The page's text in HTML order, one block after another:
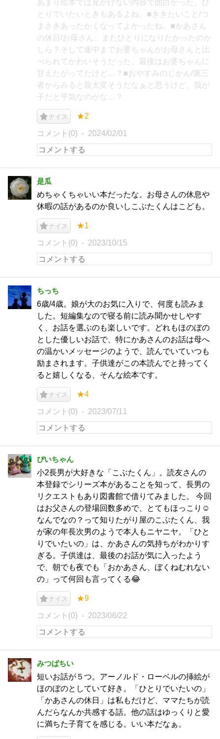
あまり絵本では見かけない内容で面白かった。ひ
とりでいたいときもあるよね。■ききたいこと/つ
まさきあったかくなってよかったね。■かあさん
の休日/お母さん、またひとりになりたかったのか
しら？そして途中までお婆ちゃんがお母さんと比
べられてかわいそうだった。最後はお婆ちゃんに
甘えたがってたけど…？■おやすみのじかん/第三
者からみると親大変そうだなぁと思うけど、我が
子だと平気なのかな…？
ナイス ★2
コメント(0) 2024/02/01
是瓜
めちゃくちゃいい本だったな。お母さんの休息や
休暇の話があるのか良いしこぶたくんはこども。
ナイス ★1
コメント(0) 2023/10/15
ちっち
6歳/4歳。娘が大のお気に入りで、何度も読みま
した。短編集なので寝る前に読み聞かせしやす
く、お話を選ぶのも楽しいです。どれもほのぼの
とした優しいお話で、特にかあさんのお話は母へ
の温かいメッセージのようで、読んでいていつも
励まされます。子供達がこの本読んでと持ってく
ると嬉しくなる、そんな絵本です。
ナイス ★4
コメント(0) 2023/07/11
ぴいちゃん
小2長男が大好きな「こぶたくん」。読友さんの
本登録でシリーズ本があることを知って、長男の
リクエストもあり図書館で借りてみました。 今回
はお父さんの登場回数多めで、とてもほっこり☺️
なんでなの？って知りたがり屋のこぶたくん、我
が家の年長次男のようで本人もニヤニヤ。「ひと
りでいたいの」は、かあさんの気持ちがわかりす
ぎる。子供達は、最後のお話が気に入ったよう
で、朝でも夜でも「おかあさん、ぼくねむれない
の」って何回も言ってくる😂
ナイス ★9
コメント(0) 2023/06/22
みつばちい
短いお話が５つ。アーノルド・ローベルの挿絵が
ほのぼのとしていて好き。「ひとりでいたいの」
「かあさんの休日」は私もだけど、ママたちが読
んだらなんか共感する話。他の話はゆっくりと愛
に満ちた子育てを感じる。いい本だなぁ。